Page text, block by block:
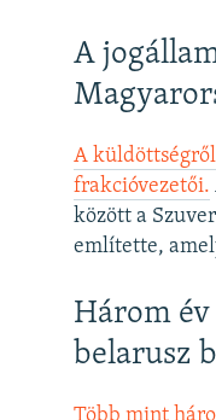
A
A
frakcióvezetői.
között a
említette,
Három
belarusz